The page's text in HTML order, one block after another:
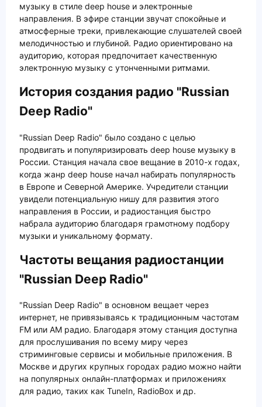
музыку в стиле deep house и электронные
направления. В эфире станции звучат спокойные и
атмосферные треки, привлекающие слушателей своей
мелодичностью и глубиной. Радио ориентировано на
аудиторию, которая предпочитает качественную
электронную музыку с утонченными ритмами.
История создания радио "Russian
Deep Radio"
"Russian Deep Radio" было создано с целью
продвигать и популяризировать deep house музыку в
России. Станция начала свое вещание в 2010-х годах,
когда жанр deep house начал набирать популярность
в Европе и Северной Америке. Учредители станции
увидели потенциальную нишу для развития этого
направления в России, и радиостанция быстро
набрала аудиторию благодаря грамотному подбору
музыки и уникальному формату.
Частоты вещания радиостанции
"Russian Deep Radio"
"Russian Deep Radio" в основном вещает через
интернет, не привязываясь к традиционным частотам
FM или AM радио. Благодаря этому станция доступна
для прослушивания по всему миру через
стриминговые сервисы и мобильные приложения. В
Москве и других крупных городах радио можно найти
на популярных онлайн-платформах и приложениях
для радио, таких как TuneIn, RadioBox и др.